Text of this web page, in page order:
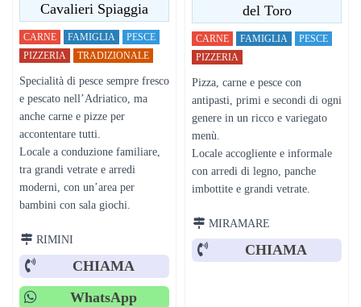
Cavalieri Spiaggia
CARNE FAMIGLIA
PESCE
PIZZERIA
TRADIZIONALE
Specialità di pesce sempre fresco
e pescato nell’Adriatico, ma
anche carne e pizze per
accontentare tutti.
Locale a conduzione familiare,
tra grandi vetrate e arredi
moderni, con un’area per
bambini con sala giochi.
RIMINI
CHIAMA
WhatsApp
del Toro
CARNE FAMIGLIA
PESCE
PIZZERIA
Pizza, carne e pesce con
antipasti, primi e secondi di ogni
genere in un ricco e variegato
menù.
Locale accogliente e informale
con arredi di legno, panche
imbottite e grandi vetrate.
MIRAMARE
CHIAMA